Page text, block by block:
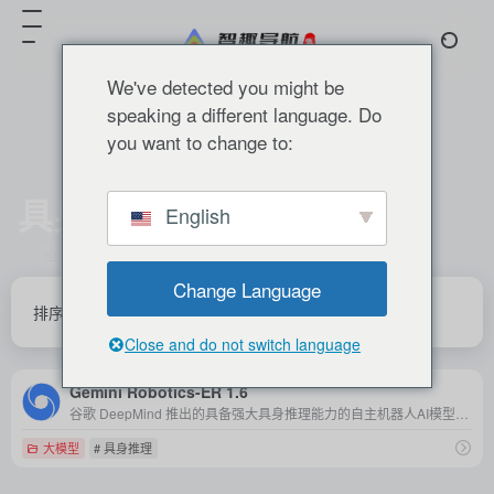
具身推理
排序 发布 更新 浏览 点赞
Gemini Robotics-ER 1.6
大模型 # 具身推理
We've detected you might be
speaking a different language. Do
you want to change to:
English
Change Language
Close and do not switch language